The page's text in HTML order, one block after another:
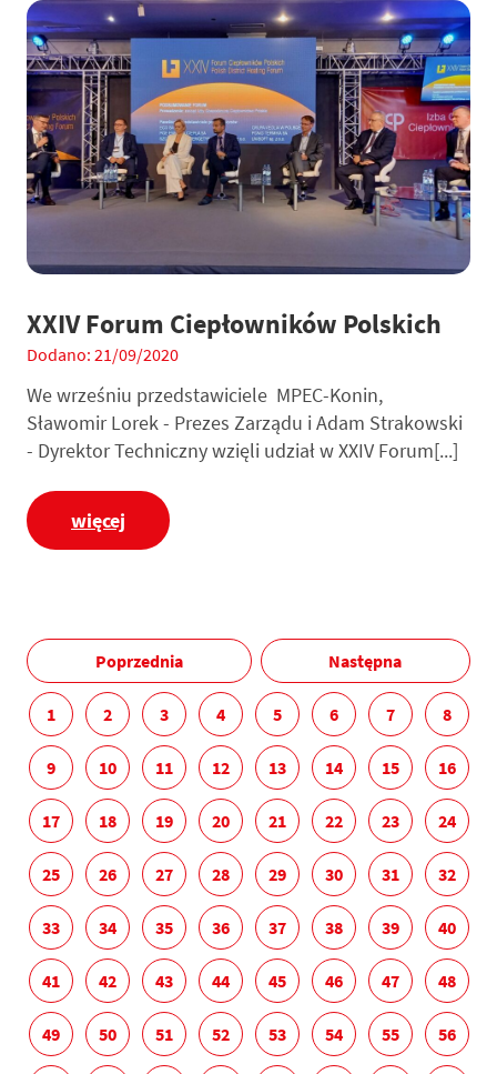
XXIV Forum Ciepłowników Polskich
Dodano: 21/09/2020
We wrześniu przedstawiciele MPEC-Konin,
Sławomir Lorek - Prezes Zarządu i Adam Strakowski
- Dyrektor Techniczny wzięli udział w XXIV Forum[...]
więcej
Poprzednia Następna
1 2 3 4 5 6 7 8
9 10 11 12 13 14 15 16
17 18 19 20 21 22 23 24
25 26 27 28 29 30 31 32
33 34 35 36 37 38 39 40
41 42 43 44 45 46 47 48
49 50 51 52 53 54 55 56